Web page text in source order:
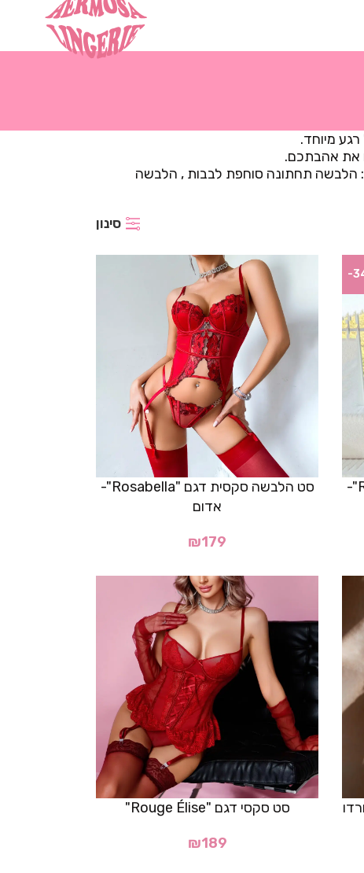
מיוחד.
את אהבתכם.
: הלבשה תחתונה סוחפת לבבות , הלבשה
סינון
-
סט הלבשה סקסית דגם "Rougette"-
סט הלבשה סקסית דגם "Rosabella"-
אדום
₪179
סט סקסי דגם "Rouge Élise"
₪189